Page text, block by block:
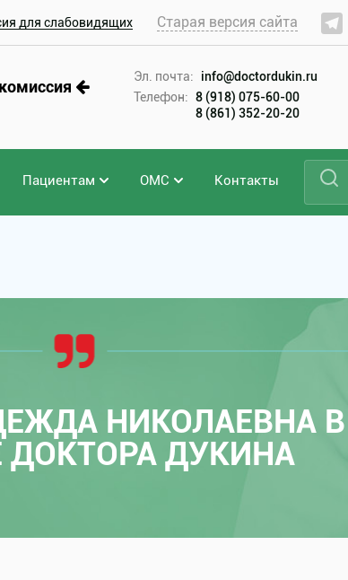
для слабовидящих Старая версия сайта
Эл. почта:
info@doctordukin.ru
Телефон: 8 (918) 075-60-00
8 (861) 352-20-20
Пациентам ОМС Контакты
НИКОЛАЕВНА В
ДОКТОРА ДУКИНА